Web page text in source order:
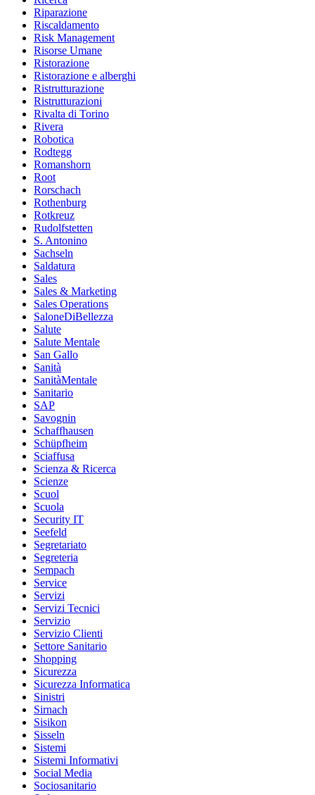
Riparazione
Riscaldamento
Risk Management
Risorse Umane
Ristorazione
Ristorazione e alberghi
Ristrutturazione
Ristrutturazioni
Rivalta di Torino
Rivera
Robotica
Rodtegg
Romanshorn
Root
Rorschach
Rothenburg
Rotkreuz
Rudolfstetten
S. Antonino
Sachseln
Saldatura
Sales
Sales & Marketing
Sales Operations
SaloneDiBellezza
Salute
Salute Mentale
San Gallo
Sanità
SanitàMentale
Sanitario
SAP
Savognin
Schaffhausen
Schüpfheim
Sciaffusa
Scienza & Ricerca
Scienze
Scuol
Scuola
Security IT
Seefeld
Segretariato
Segreteria
Sempach
Service
Servizi
Servizi Tecnici
Servizio
Servizio Clienti
Settore Sanitario
Shopping
Sicurezza
Sicurezza Informatica
Sinistri
Sirnach
Sisikon
Sisseln
Sistemi
Sistemi Informativi
Social Media
Sociosanitario